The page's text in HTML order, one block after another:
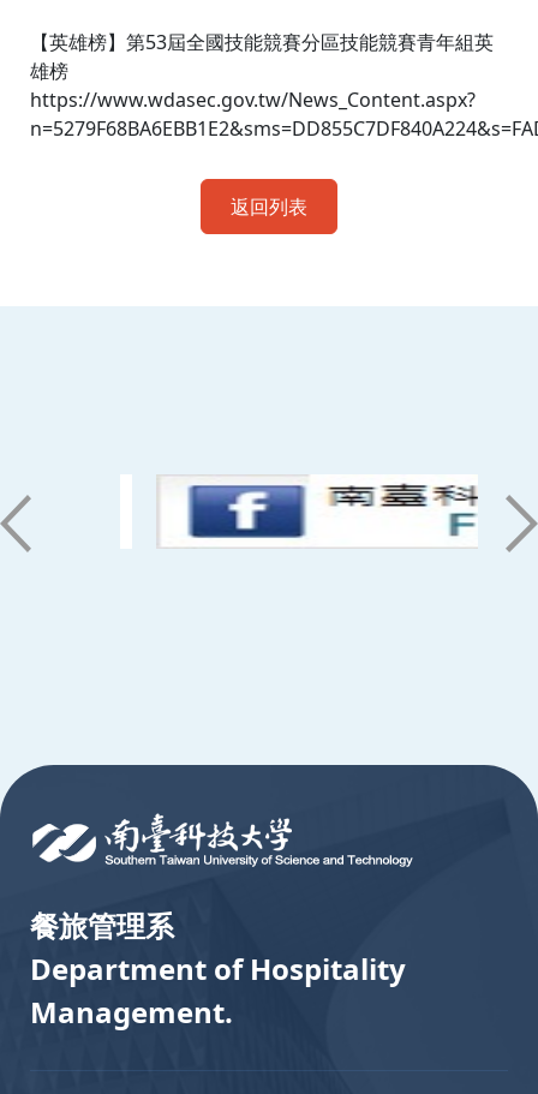
【英雄榜】第53屆全國技能競賽分區技能競賽青年組英
雄榜
https://www.wdasec.gov.tw/News_Content.aspx?
返回列表
餐旅管理系
Department of Hospitality
Management.